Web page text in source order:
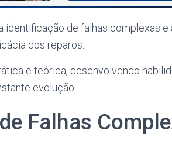
identificação de falhas complexas
dos reparos.
e teórica, desenvolvendo
evolução.
Falhas